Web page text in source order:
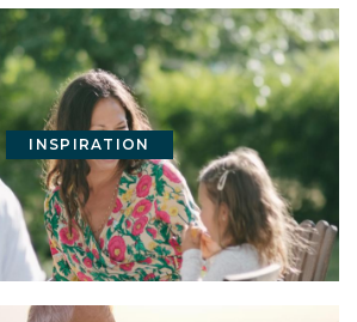
INSPIRATION